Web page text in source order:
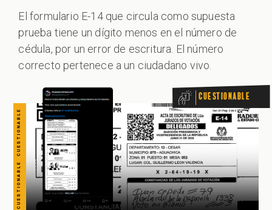
ZOOM
El formulario E-14 que circula como supuesta
prueba tiene un dígito menos en el número de
cédula, por un error de escritura. El número
correcto pertenece a un ciudadano vivo.
Cuestionable